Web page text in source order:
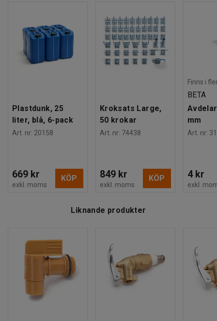
Plastdunk, 25
liter, blå, 6-pack
Art. nr: 20158
669 kr
exkl. moms
KÖP
Kroksats Large,
50 krokar
Art. nr: 74438
849 kr
exkl. moms
KÖP
Finns i
BETA
mm
Art. nr:
4 kr
exkl.
Liknande produkter